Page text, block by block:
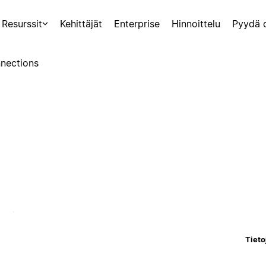
Resurssit Kehittäjät Enterprise Hinnoittelu Pyydä